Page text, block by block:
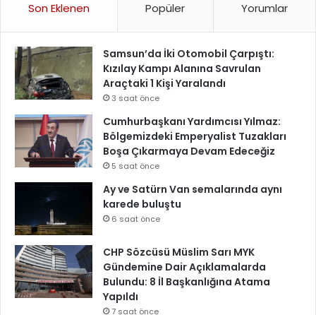
Son Eklenen Popüler Yorumlar
Samsun’da İki Otomobil Çarpıştı:
Kızılay Kampı Alanına Savrulan
Araçtaki 1 Kişi Yaralandı
3 saat önce
Cumhurbaşkanı Yardımcısı Yılmaz:
Bölgemizdeki Emperyalist Tuzakları
Boşa Çıkarmaya Devam Edeceğiz
5 saat önce
Ay ve Satürn Van semalarında aynı
karede buluştu
6 saat önce
CHP Sözcüsü Müslim Sarı MYK
Gündemine Dair Açıklamalarda
Bulundu: 8 İl Başkanlığına Atama
Yapıldı
7 saat önce